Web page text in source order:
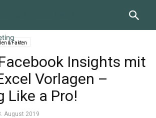
& Fakten
Insights mit
Vorlagen –
Like a Pro!
August 2019